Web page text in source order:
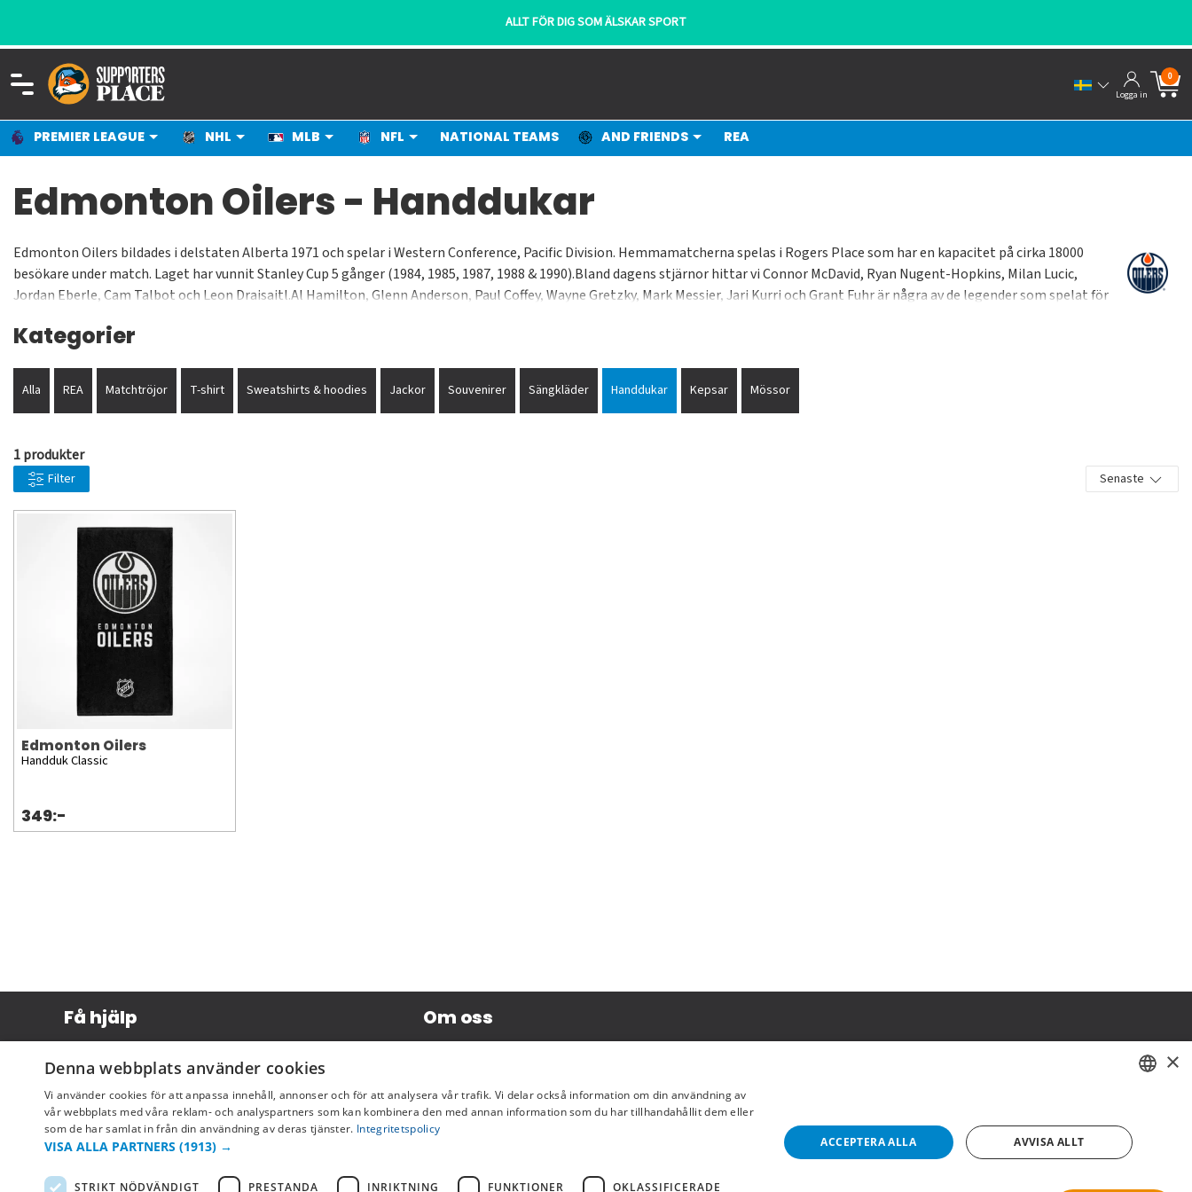
ALLT FÖR DIG SOM ÄLSKAR SPORT
Logga in
0
PREMIER LEAGUE NHL MLB NFL NATIONAL TEAMS AND FRIENDS REA
Edmonton Oilers - Handdukar
Edmonton Oilers bildades i delstaten Alberta 1971 och spelar i Western Conference, Pacific Division. Hemmamatcherna spelas i Rogers Place som har en kapacitet på cirka 18000
besökare under match. Laget har vunnit Stanley Cup 5 gånger (1984, 1985, 1987, 1988 & 1990).Bland dagens stjärnor hittar vi Connor McDavid, Ryan Nugent-Hopkins, Milan Lucic,
Jordan Eberle, Cam Talbot och Leon Draisaitl.Al Hamilton, Glenn Anderson, Paul Coffey, Wayne Gretzky, Mark Messier, Jari Kurri och Grant Fuhr är några av de legender som spelat för
Kategorier
Alla REA Matchtröjor T-shirt Sweatshirts & hoodies Jackor Souvenirer Sängkläder Handdukar Kepsar Mössor
1 produkter
Filter Senaste
Edmonton Oilers
Handduk Classic
349:-
Få hjälp
Leverans & betalning
Returer & byten
Vanliga frågor
Om oss
FI
×
Denna webbplats använder cookies
Vi använder cookies för att anpassa innehåll, annonser och för att analysera vår trafik. Vi delar också information om din användning av
vår webbplats med våra reklam- och analyspartners som kan kombinera den med annan information som du har tillhandahållit dem eller
som de har samlat in från din användning av deras tjänster. Integritetspolicy
VISA ALLA PARTNERS (1913) →
STRIKT NÖDVÄNDIGT PRESTANDA INRIKTNING FUNKTIONER OKLASSIFICERADE
ACCEPTERA ALLA AVVISA ALLT